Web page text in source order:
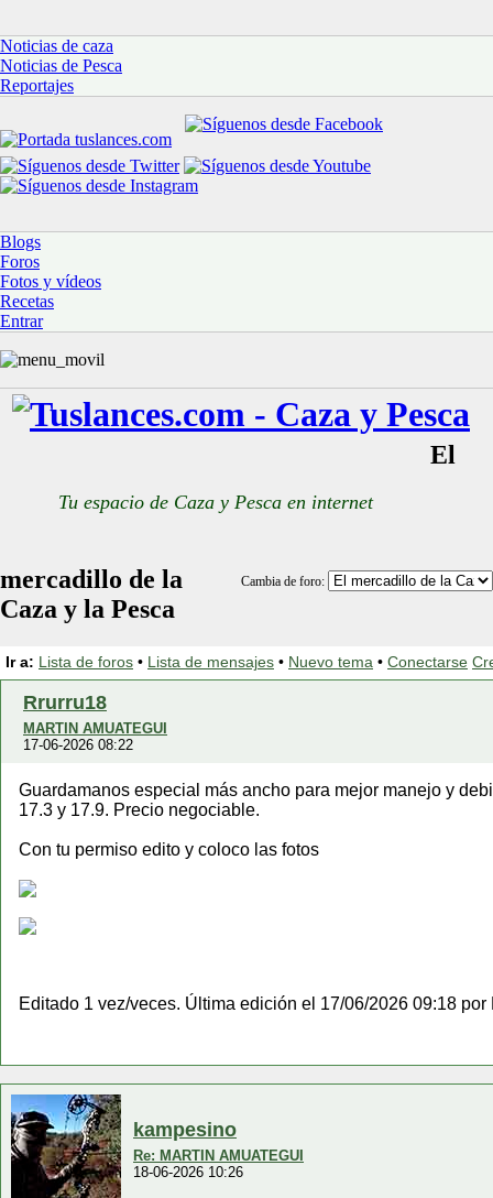
Noticias de caza
Noticias de Pesca
Reportajes
Blogs
Foros
Fotos y vídeos
Recetas
Entrar
Tu espacio de Caza y Pesca en internet
Cambia de foro:
El
mercadillo de la
Caza y la Pesca
Ir a: Lista de foros • Lista de mensajes • Nuevo tema • Conectarse
Rrurru18
MARTIN AMUATEGUI
17-06-2026 08:22
Guardamanos especial más ancho para mejor manejo y
17.3 y 17.9. Precio negociable.
Con tu permiso edito y coloco las fotos
Editado 1 vez/veces. Última edición el 17/06/2026 09:18
kampesino
Re: MARTIN AMUATEGUI
18-06-2026 10:26